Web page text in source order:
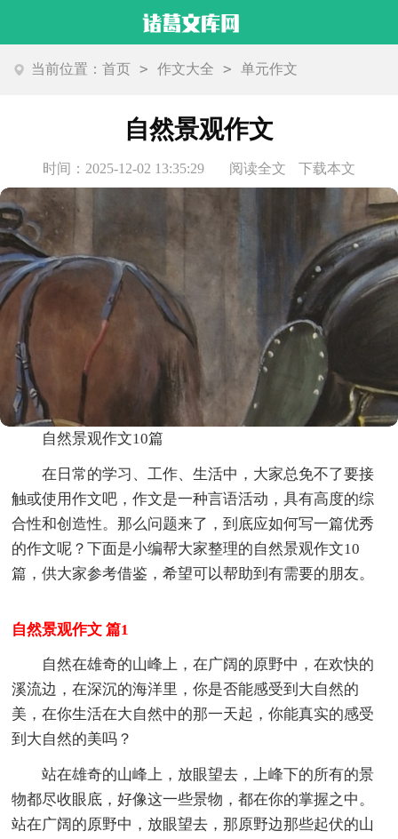
当前位置：首页 > 作文大全 > 单元作文
自然景观作文
时间：2025-12-02 13:35:29 阅读全文 下载本文
自然景观作文10篇
在日常的学习、工作、生活中，大家总免不了要接
触或使用作文吧，作文是一种言语活动，具有高度的综
合性和创造性。那么问题来了，到底应如何写一篇优秀
的作文呢？下面是小编帮大家整理的自然景观作文10
篇，供大家参考借鉴，希望可以帮助到有需要的朋友。
自然景观作文 篇1
自然在雄奇的山峰上，在广阔的原野中，在欢快的
溪流边，在深沉的海洋里，你是否能感受到大自然的
美，在你生活在大自然中的那一天起，你能真实的感受
到大自然的美吗？
站在雄奇的山峰上，放眼望去，上峰下的所有的景
物都尽收眼底，好像这一些景物，都在你的掌握之中。
站在广阔的原野中，放眼望去，那原野边那些起伏的山